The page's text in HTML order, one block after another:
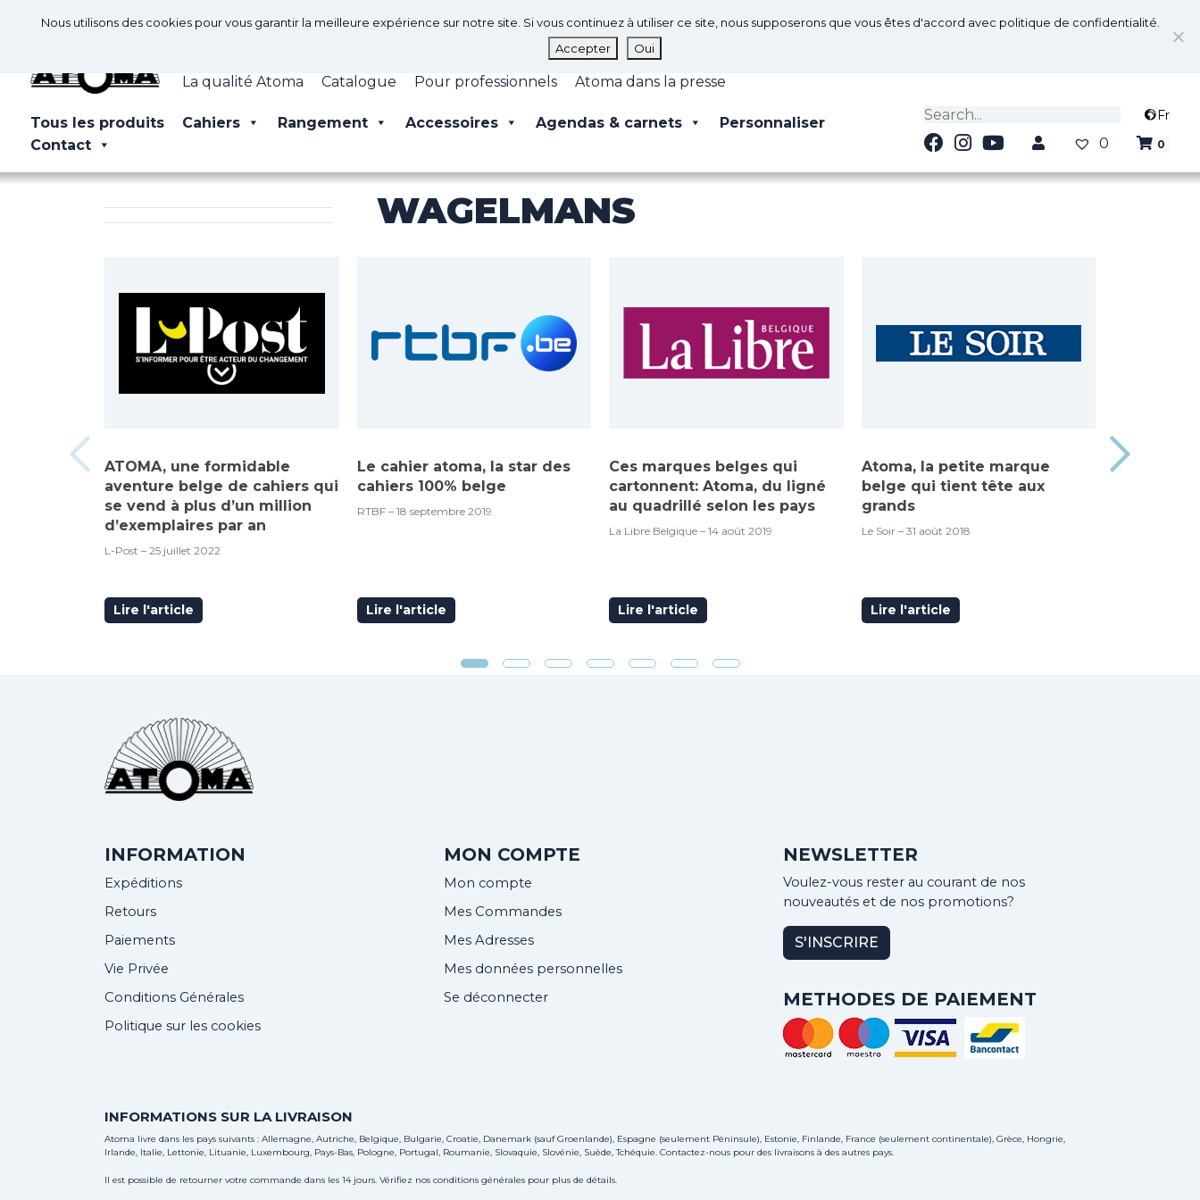
La qualité Atoma Catalogue Pour professionnels Atoma dans la presse
Tous les produits Cahiers Rangement Accessoires Agendas & carnets
Personnaliser
Contact
Fr
0 0
WAGELMANS
ATOMA, une formidable
aventure belge de cahiers qui
se vend à plus d’un million
d’exemplaires par an
L-Post – 25 juillet 2022
Lire l'article
Le cahier atoma, la star des
cahiers 100% belge
RTBF – 18 septembre 2019
Lire l'article
Ces marques belges qui
cartonnent: Atoma, du ligné
au quadrillé selon les pays
La Libre Belgique – 14 août 2019
Lire l'article
Atoma, la petite marque
belge qui tient tête aux
grands
Le Soir – 31 août 2018
Lire l'article
Made in
INFORMATION
Expéditions
Retours
Paiements
Vie Privée
Conditions Générales
Politique sur les cookies
MON COMPTE
Mon compte
Mes Commandes
Mes Adresses
Mes données personnelles
Se déconnecter
NEWSLETTER
Voulez-vous rester au courant de nos
nouveautés et de nos promotions?
S'INSCRIRE
METHODES DE PAIEMENT
INFORMATIONS SUR LA LIVRAISON
Atoma livre dans les pays suivants : Allemagne, Autriche, Belgique, Bulgarie, Croatie, Danemark (sauf Groenlande), Espagne (seulement Péninsule), Estonie, Finlande, France (seulement continentale), Grèce, Hongrie,
Irlande, Italie, Lettonie, Lituanie, Luxembourg, Pays-Bas, Pologne, Portugal, Roumanie, Slovaquie, Slovénie, Suède, Tchéquie. Contactez-nous pour des livraisons à des autres pays.
Il est possible de retourner votre commande dans les 14 jours. Vérifiez nos conditions générales pour plus de détails.
Nous utilisons des cookies pour vous garantir la meilleure expérience sur notre site. Si vous continuez à utiliser ce site, nous supposerons que vous êtes d'accord avec politique de confidentialité.
Accepter
Oui